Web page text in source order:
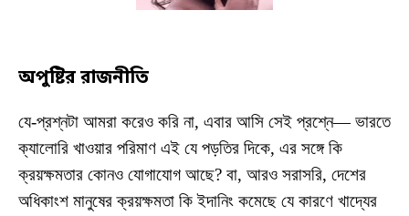
অপুষ্টির রাজনীতি
যে-প্রশ্নটা আমরা করেও করি না, এবার আসি সেই প্রশ্নে— ভারতে
ক্যালোরি খাওয়ার পরিমাণ এই যে পড়তির দিকে, এর সঙ্গে কি
ক্রয়ক্ষমতার কোনও যোগাযোগ আছে? বা, আরও সরাসরি, দেশের
অধিকাংশ মানুষের ক্রয়ক্ষমতা কি ইদানিং কমেছে যে কারণে খাদ্যের